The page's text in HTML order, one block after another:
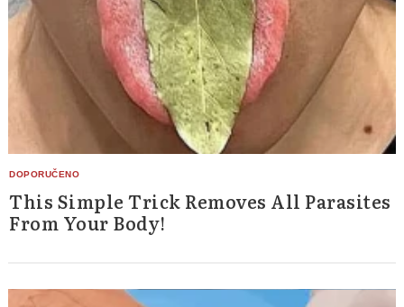
This Simple Trick Removes All Parasites
From Your Body!